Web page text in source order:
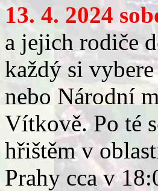
13. 4. 2024
a jejich rodiče
každý si
nebo Národní
Vítkově. Po té
hřištěm v
Prahy cca v